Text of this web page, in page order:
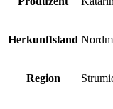
Herkunftsland
Region